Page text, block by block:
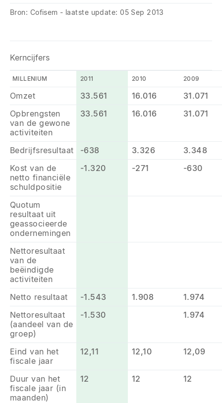
Bron: Cofisem - laatste update: 05 Sep 2013
Kerncijfers
MILLENIUM 2011 2010 2009
Omzet 33.561 16.016
31.071
Opbrengsten
van de gewone
activiteiten
33.561 16.016 31.071
Bedrijfsresultaat -638 3.326
3.348
Kost van de
netto financiële
schuldpositie
-1.320 -271 -630
Quotum
resultaat uit
geassocieerde
ondernemingen
Nettoresultaat
van de
beëindigde
activiteiten
Netto resultaat
-1.543 1.908
1.974
Nettoresultaat
(aandeel van de
groep)
-1.530 1.974
Eind van het
fiscale jaar
12,11 12,10 12,09
Duur van het
fiscale jaar (in
maanden)
12 12 12